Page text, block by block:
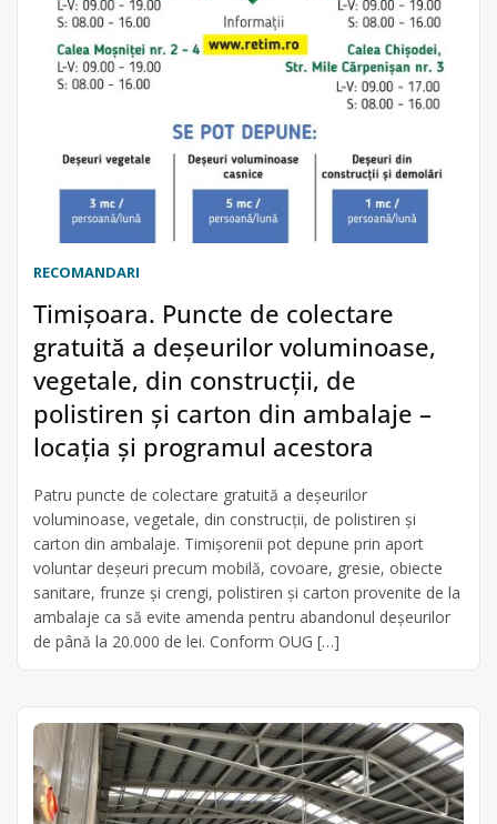
RECOMANDARI
Timișoara. Puncte de colectare
gratuită a deșeurilor voluminoase,
vegetale, din construcții, de
polistiren și carton din ambalaje –
locația și programul acestora
Patru puncte de colectare gratuită a deșeurilor
voluminoase, vegetale, din construcții, de polistiren și
carton din ambalaje. Timișorenii pot depune prin aport
voluntar deșeuri precum mobilă, covoare, gresie, obiecte
sanitare, frunze și crengi, polistiren și carton provenite de la
ambalaje ca să evite amenda pentru abandonul deșeurilor
de până la 20.000 de lei. Conform OUG […]